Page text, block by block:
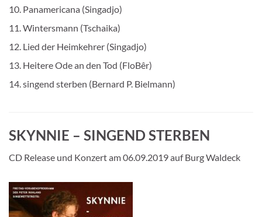
Panamericana (Singadjo)
Wintersmann (Tschaika)
Lied der Heimkehrer (Singadjo)
Heitere Ode an den Tod (FloBêr)
singend sterben (Bernard P. Bielmann)
SKYNNIE – SINGEND STERBEN
CD Release und Konzert am 06.09.2019 auf Burg Waldeck